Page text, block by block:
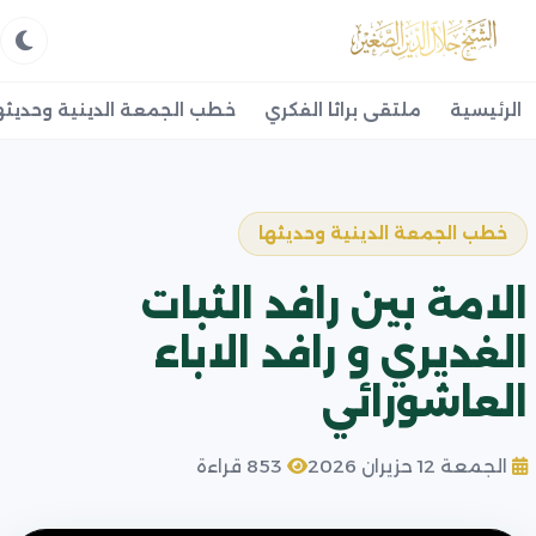
الرئيسية ملتقى براثا الفكري خطب الجمعة الدينية
خطب الجمعة الدينية وحديثها
الامة بين رافد الثبات
الغديري و رافد الاباء
العاشورائي
الجمعة 12 حزيران 2026